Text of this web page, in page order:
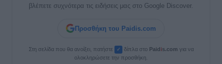
βλέπετε συχνότερα τις ειδήσεις μας στο Google Discover.
Προσθήκη του Paidis.com
Στη σελίδα που θα ανοίξει, πατήστε ✓ δίπλα στο Paidis.com για να
ολοκληρώσετε την προσθήκη.